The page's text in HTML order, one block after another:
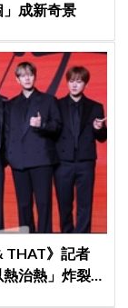
成新奇景
THAT》記者
治熱」炸裂夏